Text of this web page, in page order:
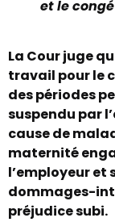
et le
La Cour juge
travail pour le
des périodes
suspendu par
cause de
maternité
l’employeur et
dommages-
préjudice subi.